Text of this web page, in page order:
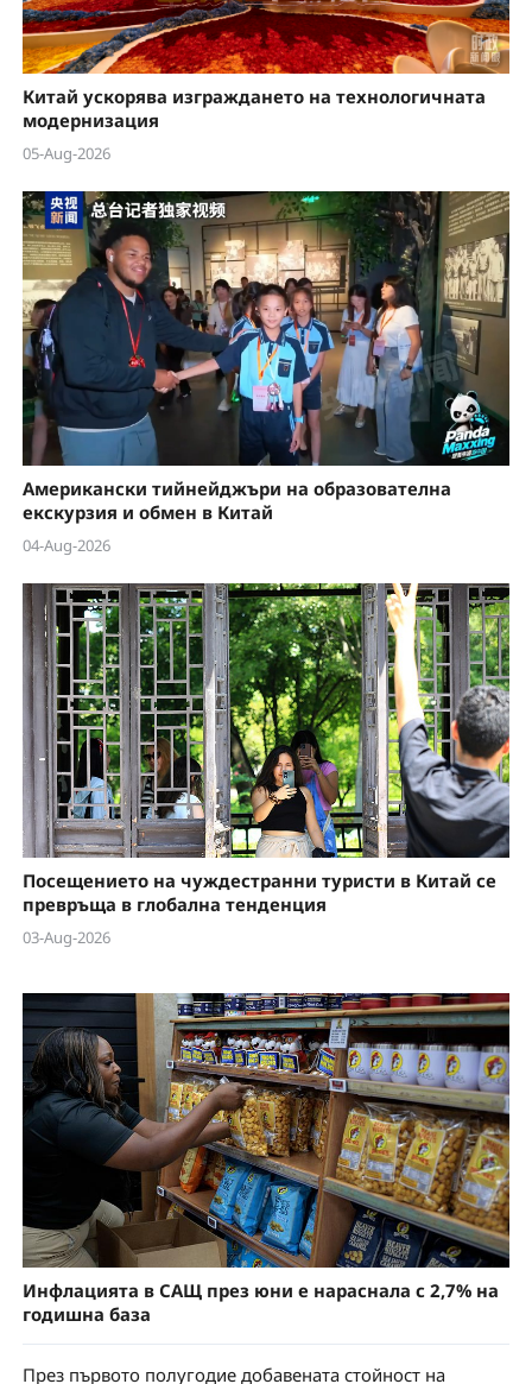
Китай ускорява изграждането на технологичната
модернизация
05-Aug-2026
Американски тийнейджъри на образователна
екскурзия и обмен в Китай
04-Aug-2026
Посещението на чуждестранни туристи в Китай се
превръща в глобална тенденция
03-Aug-2026
Инфлацията в САЩ през юни е нараснала с 2,7% на
годишна база
През първото полугодие добавената стойност на